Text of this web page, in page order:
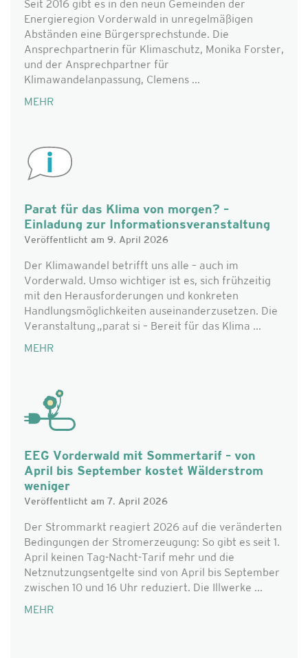
Seit 2016 gibt es in den neun Gemeinden der
Energieregion Vorderwald in unregelmäßigen
Abständen eine Bürgersprechstunde. Die
Ansprechpartnerin für Klimaschutz, Monika Forster,
und der Ansprechpartner für
Klimawandelanpassung, Clemens ...
MEHR
Parat für das Klima von morgen? –
Einladung zur Informationsveranstaltung
Veröffentlicht am 9. April 2026
Der Klimawandel betrifft uns alle – auch im
Vorderwald. Umso wichtiger ist es, sich frühzeitig
mit den Herausforderungen und konkreten
Handlungsmöglichkeiten auseinanderzusetzen. Die
Veranstaltung „parat si – Bereit für das Klima ...
MEHR
EEG Vorderwald mit Sommertarif – von
April bis September kostet Wälderstrom
weniger
Veröffentlicht am 7. April 2026
Der Strommarkt reagiert 2026 auf die veränderten
Bedingungen der Stromerzeugung: So gibt es seit 1.
April keinen Tag-Nacht-Tarif mehr und die
Netznutzungsentgelte sind von April bis September
zwischen 10 und 16 Uhr reduziert. Die Illwerke ...
MEHR